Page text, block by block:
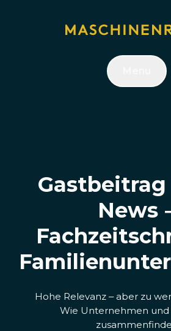
News
Hohe Relevanz – aber zu
Wie Unternehmen und